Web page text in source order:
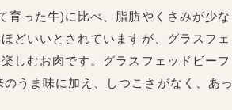
った牛)に比べ、脂肪やくさみが少な
どいいとされていますが、グラスフェ
しむお肉です。グラスフェッドビーフ
うま味に加え、しつこさがなく、あっ